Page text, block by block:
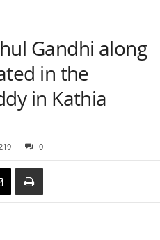
Gandhi along
in the
in Kathia
0